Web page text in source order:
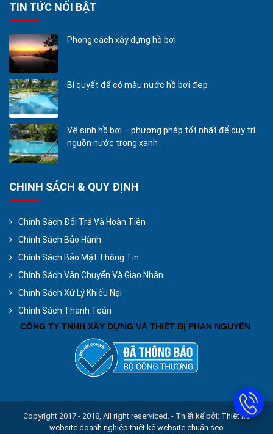
TIN TỨC NỔI BẬT
Phong cách xây dựng hồ bơi
Bí quyết để có màu nước hồ bơi đẹp
Vệ sinh hồ bơi – phương pháp tốt nhất để duy trì
nguồn nước trong xanh
CHINH SÁCH & QUY ĐỊNH
Chính Sách Đổi Trả Và Hoàn Tiền
Chính Sách Bảo Hành
Chính Sách Bảo Mật Thông Tin
Chính Sách Vận Chuyển Và Giao Nhận
Chính Sách Xử Lý Khiếu Nại
Chính Sách Thanh Toán
CÔNG TY TNHH XÂY DỰNG VÀ THIẾT BỊ PHAN NGUYÊN
Copyright 2017 - 2018, All right reserviced. - Thiết kế bởi: Thiết kế
website doanh nghiệp thiết kế website chuẩn seo